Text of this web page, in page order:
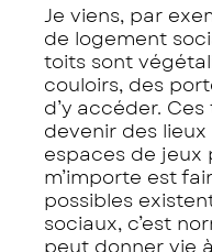
Je viens, par
de logement
toits sont
couloirs, des
d’y accéder.
devenir des lieux
espaces de jeux
m’importe est
possibles
sociaux, c’est
peut donner vie